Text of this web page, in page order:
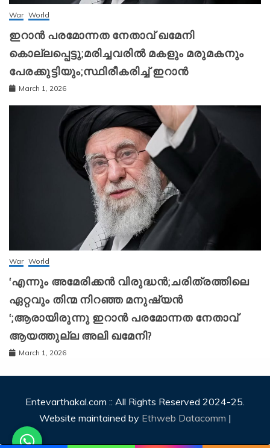
War World
ഇറാന്‍ പരമോന്നത നേതാവ് ഖമേനി
കൊല്ലപ്പെട്ടു;മരിച്ചവരിൽ മകളും മരുമകനും
പേരക്കുട്ടിയും;സ്ഥിരീകരിച്ച് ഇറാന്‍
March 1, 2026
War World
‘എന്നും അമേരിക്കന്‍ വിരുദ്ധന്‍;ചരിത്രത്തിലെ
ഏറ്റവും തിന്മ നിറഞ്ഞ മനുഷ്യന്‍
‘;ആരായിരുന്നു ഇറാന്‍ പരമോന്നത നേതാവ്
ആയത്തുല്ല അലി ഖമേനി?
March 1, 2026
Entevarthakal.com :: All Rights Reserved 2024-25.
Website maintained by Ethweb Datacomm |